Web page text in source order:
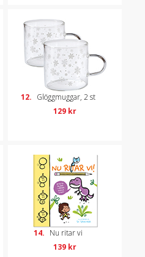
12. Glöggmuggar, 2 st
129 kr
14. Nu ritar vi
139 kr